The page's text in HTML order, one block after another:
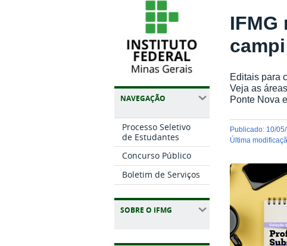
NAVEGAÇÃO
Processo Seletivo
de Estudantes
Concurso Público
Boletim de Serviços
SOBRE O IFMG
IFMG
campi
Editais para
Veja as
Ponte Nova
publicado: 10/
última